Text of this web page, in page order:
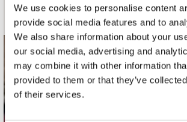
We use cookies to personalise content
provide social media features and to
We also share information about your
our social media, advertising and
may combine it with other information
provided to them or that they’ve
of their services.
contact
Stuur ons een e-mail